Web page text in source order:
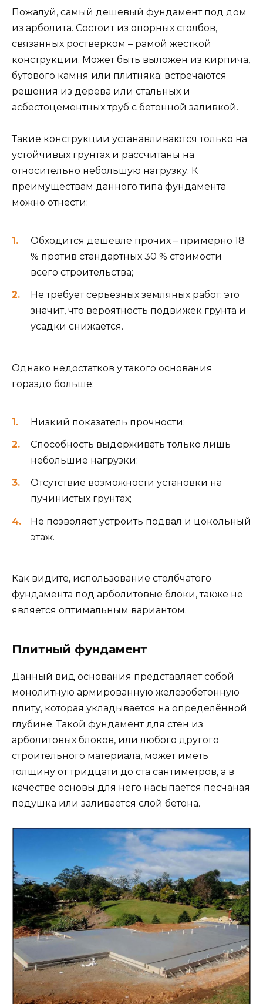
Пожалуй, самый дешевый фундамент под дом
из арболита. Состоит из опорных столбов,
связанных ростверком – рамой жесткой
конструкции. Может быть выложен из кирпича,
бутового камня или плитняка; встречаются
решения из дерева или стальных и
асбестоцементных труб с бетонной заливкой.
Такие конструкции устанавливаются только на
устойчивых грунтах и рассчитаны на
относительно небольшую нагрузку. К
преимуществам данного типа фундамента
можно отнести:
Обходится дешевле прочих – примерно 18
% против стандартных 30 % стоимости
всего строительства;
Не требует серьезных земляных работ: это
значит, что вероятность подвижек грунта и
усадки снижается.
Однако недостатков у такого основания
гораздо больше:
Низкий показатель прочности;
Способность выдерживать только лишь
небольшие нагрузки;
Отсутствие возможности установки на
пучинистых грунтах;
Не позволяет устроить подвал и цокольный
этаж.
Как видите, использование столбчатого
фундамента под арболитовые блоки, также не
является оптимальным вариантом.
Плитный фундамент
Данный вид основания представляет собой
монолитную армированную железобетонную
плиту, которая укладывается на определённой
глубине. Такой фундамент для стен из
арболитовых блоков, или любого другого
строительного материала, может иметь
толщину от тридцати до ста сантиметров, а в
качестве основы для него насыпается песчаная
подушка или заливается слой бетона.